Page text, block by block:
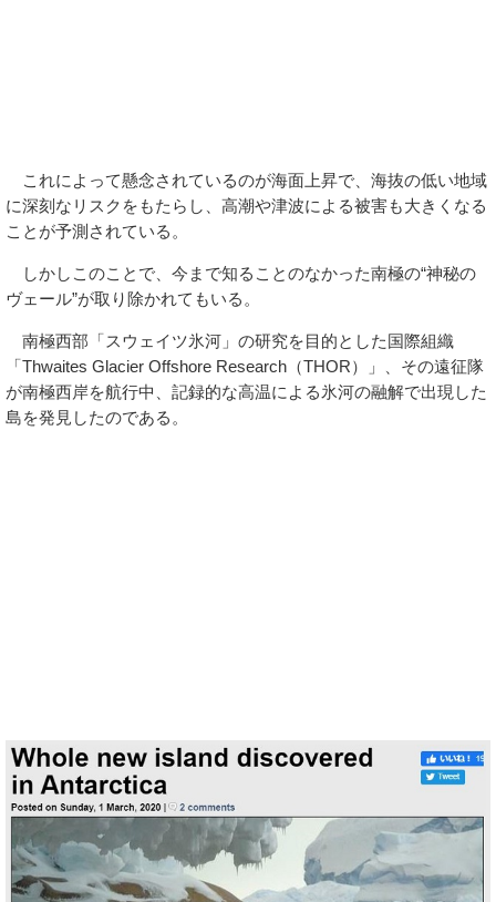
これによって懸念されているのが海面上昇で、海抜の低い地域
に深刻なリスクをもたらし、高潮や津波による被害も大きくなる
ことが予測されている。
しかしこのことで、今まで知ることのなかった南極の“神秘の
ヴェール”が取り除かれてもいる。
南極西部「スウェイツ氷河」の研究を目的とした国際組織
「Thwaites Glacier Offshore Research（THOR）」、その遠征隊
が南極西岸を航行中、記録的な高温による氷河の融解で出現した
島を発見したのである。